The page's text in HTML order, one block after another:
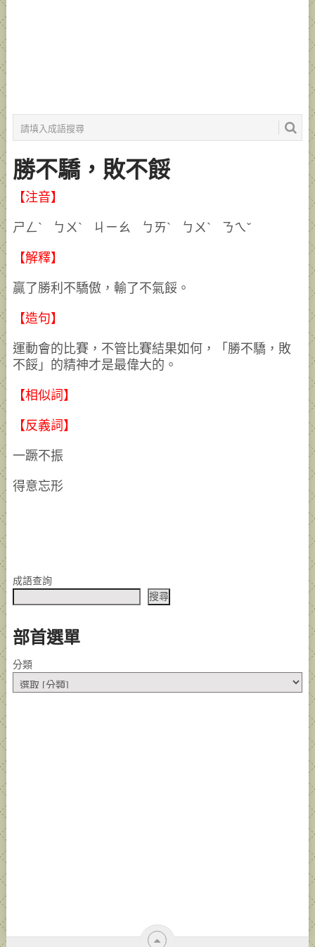
勝不驕，敗不餒
【注音】
ㄕㄥˋ ㄅㄨˋ ㄐㄧㄠ ㄅㄞˋ ㄅㄨˋ ㄋㄟˇ
【解釋】
贏了勝利不驕傲，輸了不氣餒。
【造句】
運動會的比賽，不管比賽結果如何，「勝不驕，敗
不餒」的精神才是最偉大的。
【相似詞】
【反義詞】
一蹶不振
得意忘形
成語查詢
搜尋
部首選單
分類